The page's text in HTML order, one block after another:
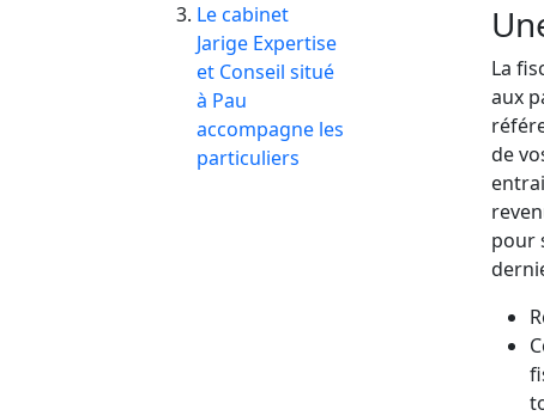
Le cabinet
Jarige Expertise
et Conseil situé
à Pau
accompagne les
particuliers
La
aux
de
pour